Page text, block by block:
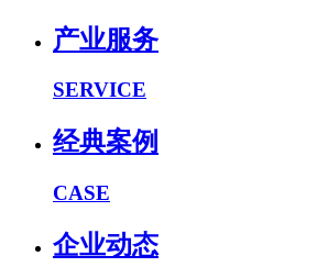
产业服务
SERVICE
经典案例
CASE
企业动态